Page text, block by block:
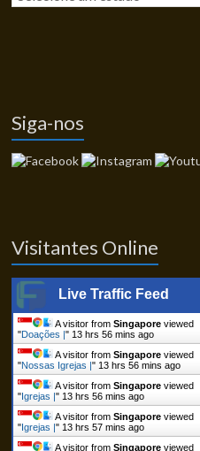
Siga-nos
Visitantes Online
Live Traffic Feed
A visitor fromSingapore viewed
"Doações |" 13 hrs 56 mins ago
A visitor fromSingapore viewed
"Nossas Igrejas |" 13 hrs 56 mins ago
A visitor fromSingapore viewed
"Igrejas |" 13 hrs 56 mins ago
A visitor fromSingapore viewed
"Igrejas |" 13 hrs 57 mins ago
A visitor fromSingapore viewed